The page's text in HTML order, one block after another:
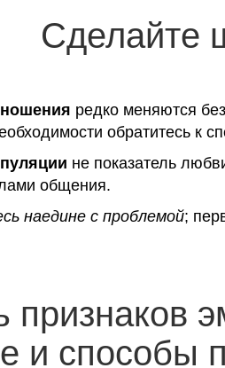
Сделайте
редко меняются
обратитесь к
не показатель
общения.
наедине с проблемой;
признаков
и способы